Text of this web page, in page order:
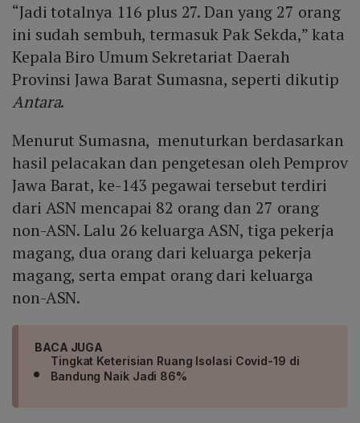
“Jadi totalnya 116 plus 27. Dan yang 27 orang
ini sudah sembuh, termasuk Pak Sekda,” kata
Kepala Biro Umum Sekretariat Daerah
Provinsi Jawa Barat Sumasna, seperti dikutip
Antara.
Menurut Sumasna, menuturkan berdasarkan
hasil pelacakan dan pengetesan oleh Pemprov
Jawa Barat, ke-143 pegawai tersebut terdiri
dari ASN mencapai 82 orang dan 27 orang
non-ASN. Lalu 26 keluarga ASN, tiga pekerja
magang, dua orang dari keluarga pekerja
magang, serta empat orang dari keluarga
non-ASN.
BACA JUGA
Tingkat Keterisian Ruang Isolasi Covid-19 di
Bandung Naik Jadi 86%